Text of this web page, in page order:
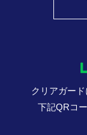
クリアガー
下記QRコ